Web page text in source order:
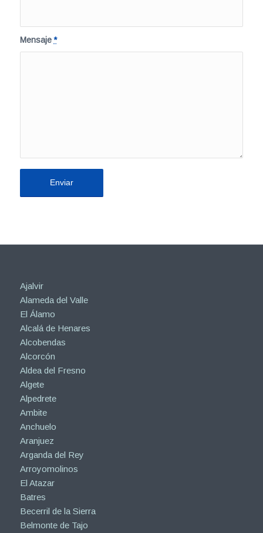
Mensaje*
Ajalvir
Alameda del Valle
El Álamo
Alcalá de Henares
Alcobendas
Alcorcón
Aldea del Fresno
Algete
Alpedrete
Ambite
Anchuelo
Aranjuez
Arganda del Rey
Arroyomolinos
El Atazar
Batres
Becerril de la Sierra
Belmonte de Tajo